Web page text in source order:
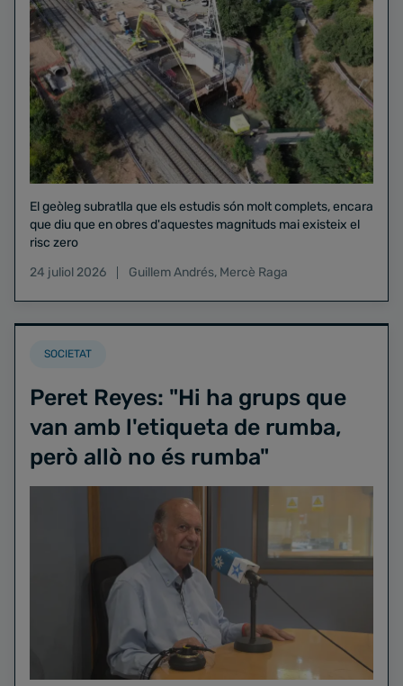
El geòleg subratlla que els estudis són molt complets, encara
que diu que en obres d'aquestes magnituds mai existeix el
risc zero
24 juliol 2026
Guillem Andrés, Mercè Raga
SOCIETAT
Peret Reyes: "Hi ha grups que
van amb l'etiqueta de rumba,
però allò no és rumba"